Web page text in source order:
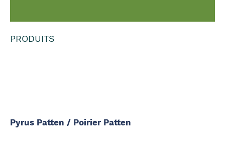
PRODUITS
Pyrus Patten / Poirier Patten